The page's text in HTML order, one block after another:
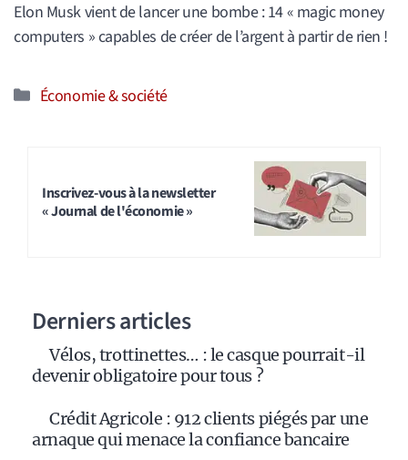
Elon Musk vient de lancer une bombe : 14 « magic money
computers » capables de créer de l’argent à partir de rien !
Catégories
Économie & société
Inscrivez-vous à la newsletter
« Journal de l'économie »
Derniers articles
Vélos, trottinettes… : le casque pourrait-il
devenir obligatoire pour tous ?
Crédit Agricole : 912 clients piégés par une
arnaque qui menace la confiance bancaire